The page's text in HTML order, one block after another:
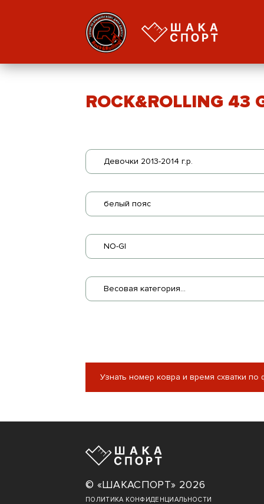
ROCK&ROLLING 43
Девочки 2013-2014 г.р.
белый пояс
NO-GI
Весовая категория...
Узнать номер ковра и время схватки по
© «ШАКАСПОРТ» 2026
ПОЛИТИКА КОНФИДЕНЦИАЛЬНОСТИ